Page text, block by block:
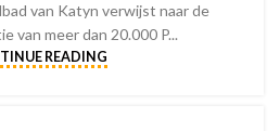
van Katyn verwijst naar de
van meer dan 20.000 P...
READING